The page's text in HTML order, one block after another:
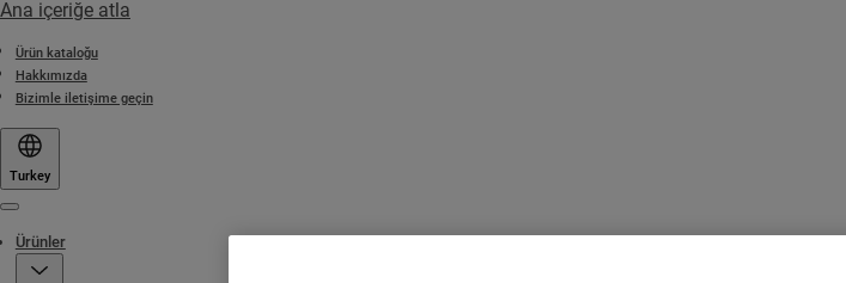
Ana içeriğe atla
Ürün kataloğu
Hakkımızda
Bizimle iletişime geçin
Turkey
Ürünler